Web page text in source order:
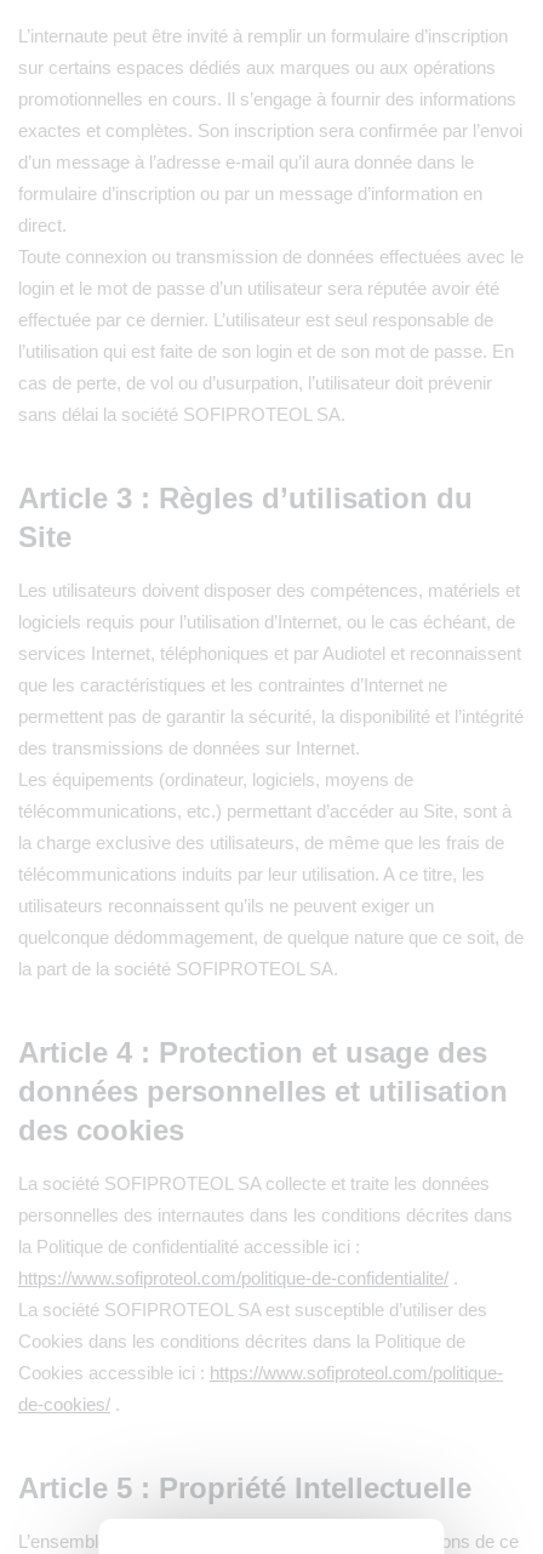
L’internaute peut être invité à remplir un formulaire d’inscription
sur certains espaces dédiés aux marques ou aux opérations
promotionnelles en cours. Il s’engage à fournir des informations
exactes et complètes. Son inscription sera confirmée par l’envoi
d’un message à l’adresse e-mail qu’il aura donnée dans le
formulaire d’inscription ou par un message d’information en
direct.
Toute connexion ou transmission de données effectuées avec le
login et le mot de passe d’un utilisateur sera réputée avoir été
effectuée par ce dernier. L’utilisateur est seul responsable de
l’utilisation qui est faite de son login et de son mot de passe. En
cas de perte, de vol ou d’usurpation, l’utilisateur doit prévenir
sans délai la société SOFIPROTEOL SA.
Article 3 : Règles d’utilisation du
Site
Les utilisateurs doivent disposer des compétences, matériels et
logiciels requis pour l’utilisation d’Internet, ou le cas échéant, de
services Internet, téléphoniques et par Audiotel et reconnaissent
que les caractéristiques et les contraintes d’Internet ne
permettent pas de garantir la sécurité, la disponibilité et l’intégrité
des transmissions de données sur Internet.
Les équipements (ordinateur, logiciels, moyens de
télécommunications, etc.) permettant d’accéder au Site, sont à
la charge exclusive des utilisateurs, de même que les frais de
télécommunications induits par leur utilisation. A ce titre, les
utilisateurs reconnaissent qu’ils ne peuvent exiger un
quelconque dédommagement, de quelque nature que ce soit, de
la part de la société SOFIPROTEOL SA.
Article 4 : Protection et usage des
données personnelles et utilisation
des cookies
La société SOFIPROTEOL SA collecte et traite les données
personnelles des internautes dans les conditions décrites dans
la Politique de confidentialité accessible ici :
https://www.sofiproteol.com/politique-de-confidentialite/ .
La société SOFIPROTEOL SA est susceptible d’utiliser des
Cookies dans les conditions décrites dans la Politique de
Cookies accessible ici : https://www.sofiproteol.com/politique-
de-cookies/ .
Article 5 : Propriété Intellectuelle
L’ensemble des contenus, pages, scripts, icônes ou sons de ce